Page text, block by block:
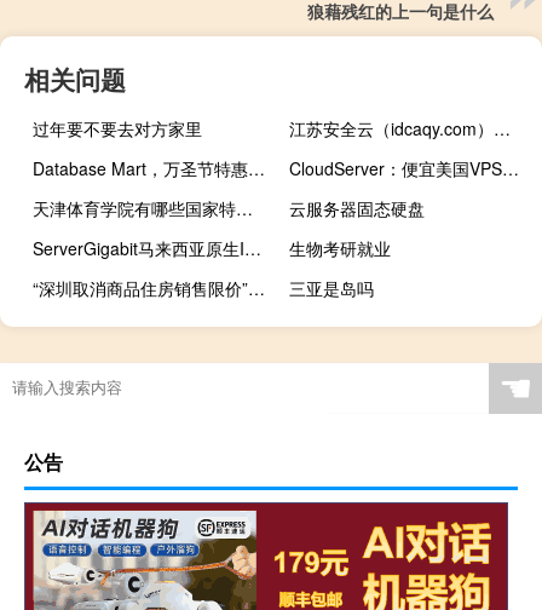
狼藉残红的上一句是什么
相关问题
过年要不要去对方家里
江苏安全云（idcaqy.com）——企业级安全云计算服务
Database Mart，万圣节特惠/VPS低至1.99美元/月，VPS/GPU显卡服务器/独立服务器每单直减，2核2G内存50Mbps带宽不限流量
CloudServer：便宜美国VPS，低至$10/年，1Gbps带宽，1G内存/1核/20GSSD/1T流量，有授权Windows
天津体育学院有哪些国家特色专业
云服务器固态硬盘
ServerGigabit马来西亚原生IP VPS：Linux VPS 11.59美元/年，Windows VPS 9.59美元/月，7天退款保证
生物考研就业
“深圳取消商品住房销售限价”消息不实
三亚是岛吗
☚
公告